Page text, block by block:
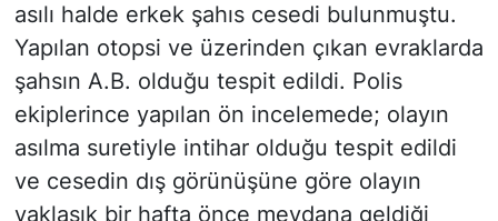
asılı halde erkek şahıs cesedi bulunmuştu.
Yapılan otopsi ve üzerinden çıkan evraklarda
şahsın A.B. olduğu tespit edildi. Polis
ekiplerince yapılan ön incelemede; olayın
asılma suretiyle intihar olduğu tespit edildi
ve cesedin dış görünüşüne göre olayın
yaklaşık bir hafta önce meydana geldiği